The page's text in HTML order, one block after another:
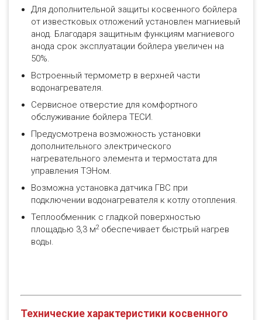
Для дополнительной защиты косвенного бойлера
от известковых отложений установлен магниевый
анод. Благодаря защитным функциям магниевого
анода срок эксплуатации бойлера увеличен на
50%.
Встроенный термометр в верхней части
водонагревателя.
Сервисное отверстие для комфортного
обслуживание бойлера ТЕСИ.
Предусмотрена возможность установки
дополнительного электрического
нагревательного элемента и термостата для
управления ТЭНом.
Возможна установка датчика ГВС при
подключении водонагревателя к котлу отопления.
Теплообменник с гладкой поверхностью
площадью 3,3 м2 обеспечивает быстрый нагрев
воды.
Технические характеристики косвенного